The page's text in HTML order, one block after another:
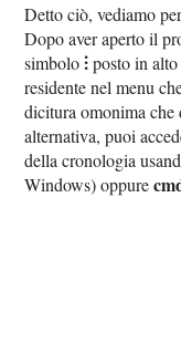
Detto ciò, vediamo
Dopo aver aperto il
simbolo⫶posto in
residente nel menu
dicitura omonima che
alternativa, puoi
della cronologia
Windows) oppure